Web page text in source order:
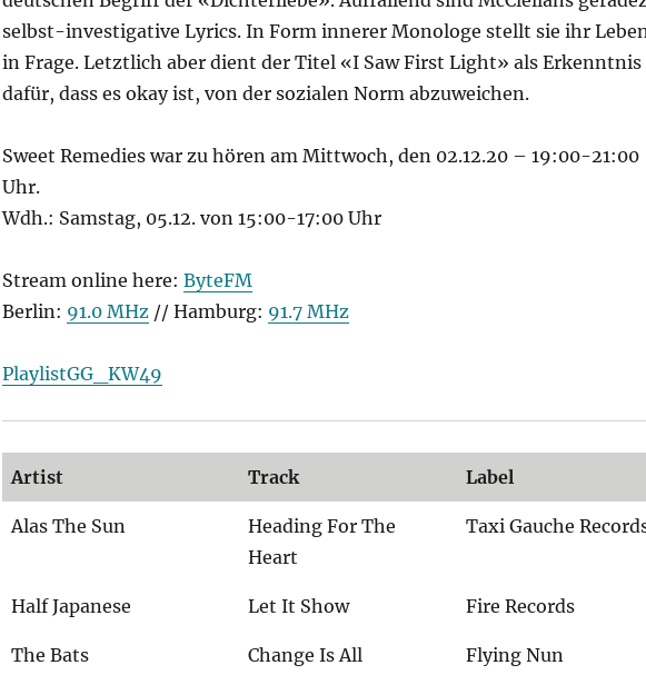
selbst-investigative Lyrics. In Form innerer Monologe stellt sie ihr
in Frage. Letztlich aber dient der Titel «I Saw First Light» als Erkenntnis
dafür, dass es okay ist, von der sozialen Norm abzuweichen.
Sweet Remedies war zu hören am Mittwoch, den 02.12.20 – 19:00-21:00
Uhr.
Wdh.: Samstag, 05.12. von 15:00-17:00 Uhr
Stream online here: ByteFM
Berlin: 91.0 MHz// Hamburg: 91.7 MHz
PlaylistGG_KW49
Artist Track Label
Alas The Sun
Heading For The
Heart
Taxi Gauche
Half Japanese Let It Show Fire Records
The Bats Change Is All Flying Nun